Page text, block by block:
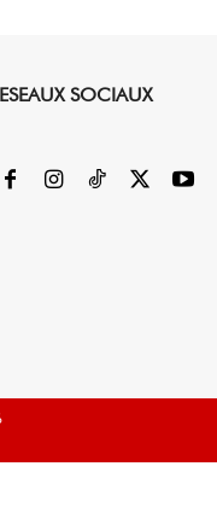
SOCIAUX